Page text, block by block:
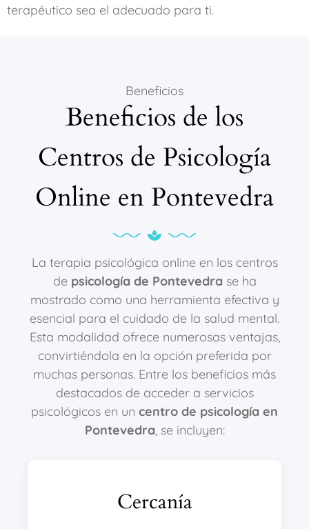
terapéutico sea el adecuado para ti.
Beneficios
Beneficios de los
Centros de Psicología
Online en Pontevedra
La terapia psicológica online en los centros
de psicología de Pontevedra se ha
mostrado como una herramienta efectiva y
esencial para el cuidado de la salud mental.
Esta modalidad ofrece numerosas ventajas,
convirtiéndola en la opción preferida por
muchas personas. Entre los beneficios más
destacados de acceder a servicios
psicológicos en un centro de psicología en
Pontevedra, se incluyen:
Cercanía